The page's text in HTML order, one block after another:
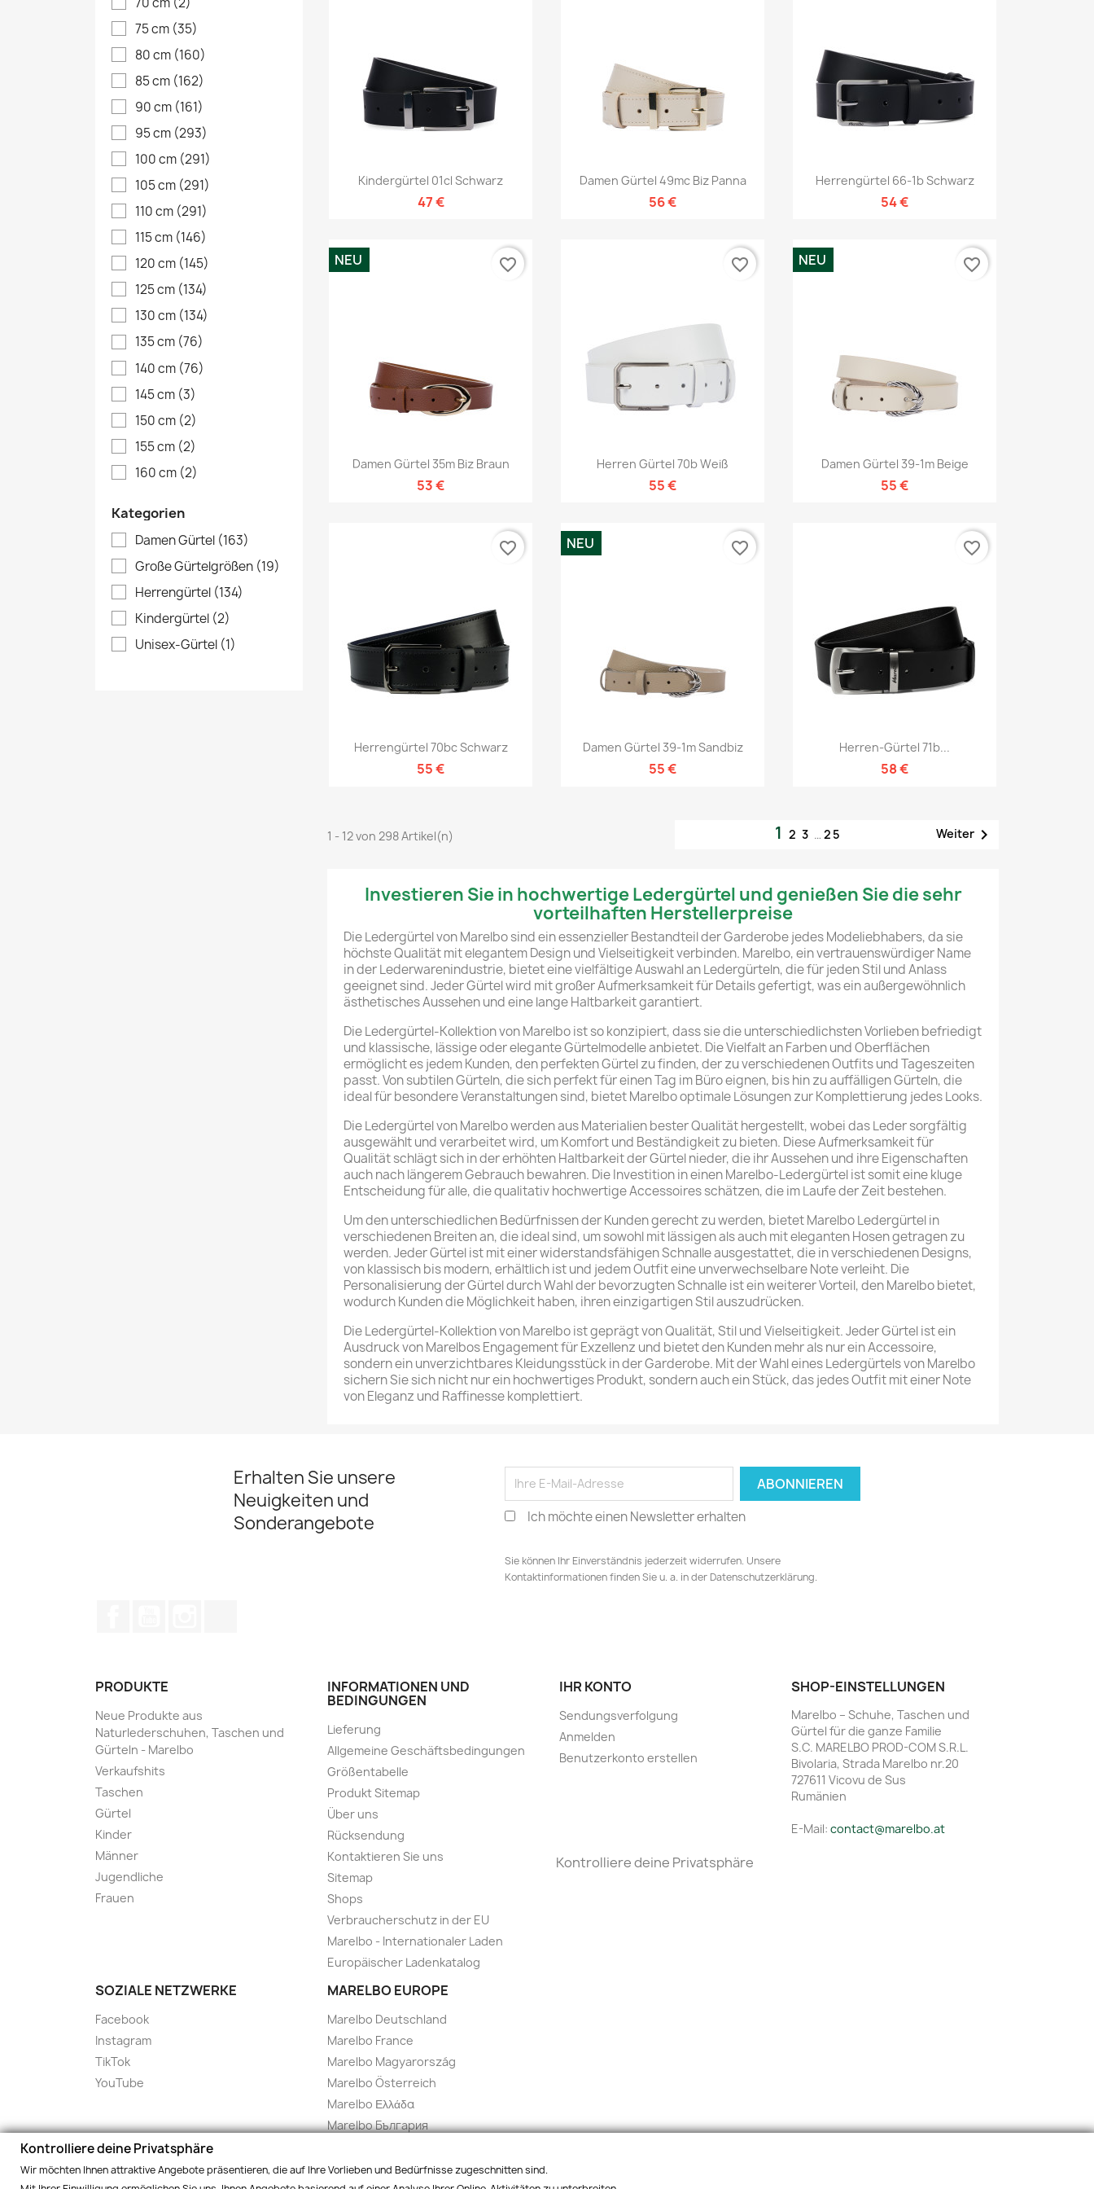
75 cm (35)
80 cm (160)
85 cm (162)
90 cm (161)
95 cm (293)
100 cm (291)
105 cm (291)
110 cm (291)
115 cm (146)
120 cm (145)
125 cm (134)
130 cm (134)
135 cm (76)
140 cm (76)
145 cm (3)
150 cm (2)
155 cm (2)
160 cm (2)
Kategorien
Damen Gürtel (163)
Große Gürtelgrößen (19)
Herrengürtel (134)
Kindergürtel (2)
Unisex-Gürtel (1)
Vorschau
Kindergürtel 01cl Schwarz
47 €
Vorschau
Damen Gürtel 49mc Biz Panna
56 €
Vorschau
Herrengürtel 66-1b Schwarz
54 €
Vorschau
Damen Gürtel 35m Biz Braun
53 €
NEU favorite_border
Vorschau
Herren Gürtel 70b Weiß
55 €
favorite_border
Vorschau
Damen Gürtel 39-1m Beige
55 €
NEU favorite_border
Vorschau
Herrengürtel 70bc Schwarz
55 €
favorite_border
Vorschau
Damen Gürtel 39-1m Sandbiz
55 €
NEU favorite_border
Vorschau
Herren-Gürtel 71b...
58 €
favorite_border
1 - 12 von 298 Artikel(n) 1 2 3 … 25 Weiter
Investieren Sie in hochwertige Ledergürtel und genießen Sie die sehr
vorteilhaften Herstellerpreise
Die Ledergürtel von Marelbo sind ein essenzieller Bestandteil der Garderobe jedes Modeliebhabers, da sie
höchste Qualität mit elegantem Design und Vielseitigkeit verbinden. Marelbo, ein vertrauenswürdiger Name
in der Lederwarenindustrie, bietet eine vielfältige Auswahl an Ledergürteln, die für jeden Stil und Anlass
geeignet sind. Jeder Gürtel wird mit großer Aufmerksamkeit für Details gefertigt, was ein außergewöhnlich
ästhetisches Aussehen und eine lange Haltbarkeit garantiert.
Die Ledergürtel-Kollektion von Marelbo ist so konzipiert, dass sie die unterschiedlichsten Vorlieben befriedigt
und klassische, lässige oder elegante Gürtelmodelle anbietet. Die Vielfalt an Farben und Oberflächen
ermöglicht es jedem Kunden, den perfekten Gürtel zu finden, der zu verschiedenen Outfits und Tageszeiten
passt. Von subtilen Gürteln, die sich perfekt für einen Tag im Büro eignen, bis hin zu auffälligen Gürteln, die
ideal für besondere Veranstaltungen sind, bietet Marelbo optimale Lösungen zur Komplettierung jedes Looks.
Die Ledergürtel von Marelbo werden aus Materialien bester Qualität hergestellt, wobei das Leder sorgfältig
ausgewählt und verarbeitet wird, um Komfort und Beständigkeit zu bieten. Diese Aufmerksamkeit für
Qualität schlägt sich in der erhöhten Haltbarkeit der Gürtel nieder, die ihr Aussehen und ihre Eigenschaften
auch nach längerem Gebrauch bewahren. Die Investition in einen Marelbo-Ledergürtel ist somit eine kluge
Entscheidung für alle, die qualitativ hochwertige Accessoires schätzen, die im Laufe der Zeit bestehen.
Um den unterschiedlichen Bedürfnissen der Kunden gerecht zu werden, bietet Marelbo Ledergürtel in
verschiedenen Breiten an, die ideal sind, um sowohl mit lässigen als auch mit eleganten Hosen getragen zu
werden. Jeder Gürtel ist mit einer widerstandsfähigen Schnalle ausgestattet, die in verschiedenen Designs,
von klassisch bis modern, erhältlich ist und jedem Outfit eine unverwechselbare Note verleiht. Die
Personalisierung der Gürtel durch Wahl der bevorzugten Schnalle ist ein weiterer Vorteil, den Marelbo bietet,
wodurch Kunden die Möglichkeit haben, ihren einzigartigen Stil auszudrücken.
Die Ledergürtel-Kollektion von Marelbo ist geprägt von Qualität, Stil und Vielseitigkeit. Jeder Gürtel ist ein
Ausdruck von Marelbos Engagement für Exzellenz und bietet den Kunden mehr als nur ein Accessoire,
sondern ein unverzichtbares Kleidungsstück in der Garderobe. Mit der Wahl eines Ledergürtels von Marelbo
sichern Sie sich nicht nur ein hochwertiges Produkt, sondern auch ein Stück, das jedes Outfit mit einer Note
von Eleganz und Raffinesse komplettiert.
Erhalten Sie unsere
Neuigkeiten und
Sonderangebote
Ich möchte einen Newsletter erhalten
Sie können Ihr Einverständnis jederzeit widerrufen. Unsere
Kontaktinformationen finden Sie u. a. in der Datenschutzerklärung.
PRODUKTE
Neue Produkte aus
Naturlederschuhen, Taschen und
Gürteln - Marelbo
Verkaufshits
Taschen
Gürtel
Kinder
Männer
Jugendliche
Frauen
INFORMATIONEN UND
BEDINGUNGEN
Lieferung
Allgemeine Geschäftsbedingungen
Größentabelle
Produkt Sitemap
Über uns
Rücksendung
Kontaktieren Sie uns
Sitemap
Shops
Verbraucherschutz in der EU
Marelbo - Internationaler Laden
Europäischer Ladenkatalog
SOZIALE NETZWERKE
Facebook
Instagram
TikTok
YouTube
MARELBO EUROPE
Marelbo Deutschland
Marelbo France
Marelbo Magyarország
Marelbo Österreich
Marelbo Ελλάδα
Marelbo България
Marelbo Italia
IHR KONTO
Sendungsverfolgung
Anmelden
Benutzerkonto erstellen
SHOP-EINSTELLUNGEN
Marelbo – Schuhe, Taschen und
Gürtel für die ganze Familie
S.C. MARELBO PROD-COM S.R.L.
Bivolaria, Strada Marelbo nr.20
727611 Vicovu de Sus
Rumänien
E-Mail: contact@marelbo.at
Kontrolliere deine Privatsphäre
Kontrolliere deine Privatsphäre
Wir möchten Ihnen attraktive Angebote präsentieren, die auf Ihre Vorlieben und Bedürfnisse zugeschnitten sind.